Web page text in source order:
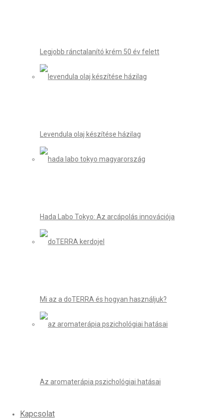
Legjobb ránctalanító krém 50 év felett
Levendula olaj készítése házilag
Hada Labo Tokyo: Az arcápolás innovációja
Mi az a doTERRA és hogyan használjuk?
Az aromaterápia pszichológiai hatásai
Kapcsolat